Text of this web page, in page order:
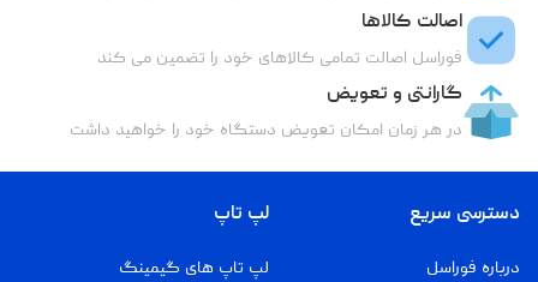
اصالت کالاها
فوراسل اصالت تمامی کالاهای خود را تضمین می کند
گارانتی و تعویض
در هر زمان امکان تعویض دستگاه خود را خواهید داشت
دسترسی سریع
درباره فوراسل
لپ تاپ
لپ تاپ های گیمینگ